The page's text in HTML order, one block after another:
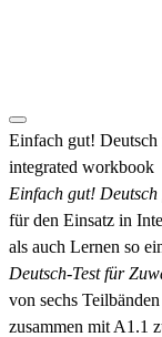
Einfach gut!
integrated workbook
Einfach gut!
für den Einsatz in
als auch Lernen so
Deutsch-Test für
von sechs
zusammen mit A1.1